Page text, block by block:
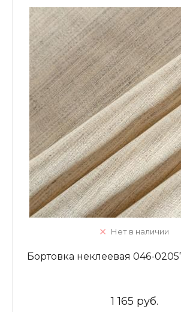
Нет в наличии
Бортовка неклеевая 046-
1 165 руб.